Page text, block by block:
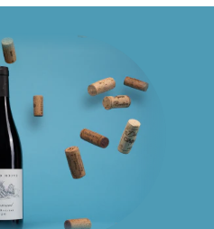
Boulard
58€
Boulard
Brut Francis
53€
Extra-Brut
63
Boulard
Boulard